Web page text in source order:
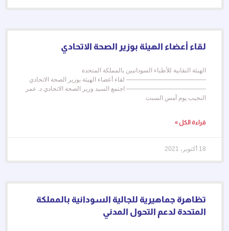
لقاء أعضاء الهيئة بوزير الصحة الاتحادي
الهيئة النقابية للأطباء السودانيين بالمملكة المتحدة
————————————— لقاء أعضاء الهيئة بوزير الصحة الاتحادي
————————————— اجتمع السيد وزير الصحة الاتحادي د. عمر
النجيب يوم أمس السبت
قراءة الكل »
18 أكتوبر، 2021
تظاهرة جماهيرية للجالية السودانية بالمملكة
المتحدة لدعم التحول المدني